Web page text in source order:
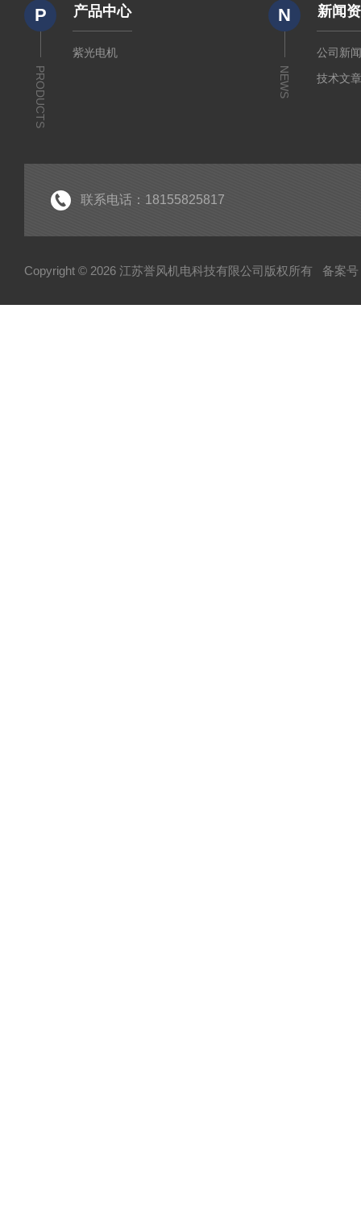
P
PRODUCTS
产品中心
紫光电机
N
NEWS
新闻
公司新
技术文
联系电话：18155825817
Copyright © 2026 江苏誉风机电科技有限公司版权所有 备案号